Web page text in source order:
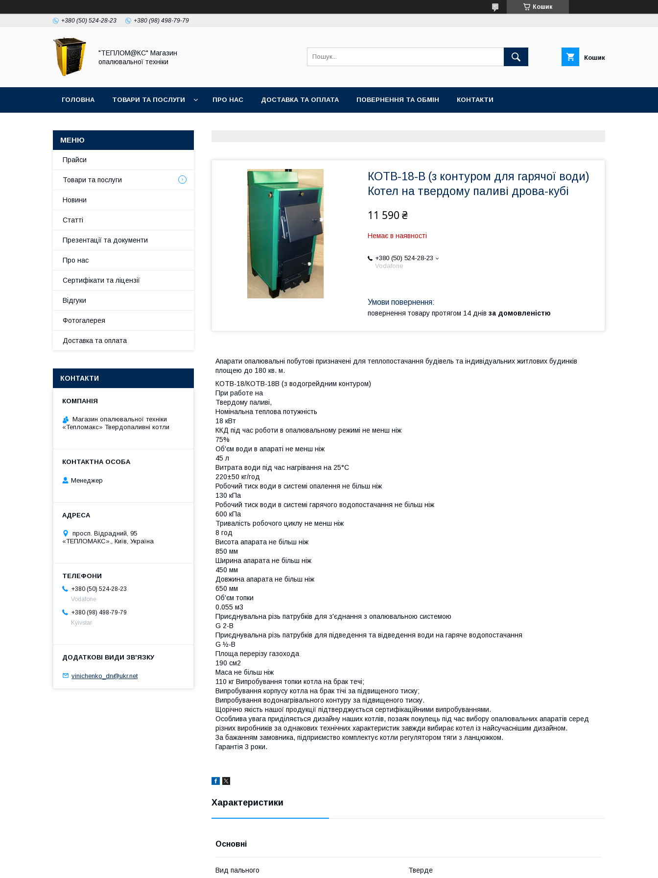
Кошик
+380 (50) 524-28-23 +380 (98) 498-79-79
"ТЕПЛОМ@КС" Магазин
опалювальної техніки
Кошик
ГОЛОВНА ТОВАРИ ТА ПОСЛУГИ ПРО НАС ДОСТАВКА ТА ОПЛАТА ПОВЕРНЕННЯ ТА ОБМІН КОНТАКТИ
КОТВ-18-В (з контуром для гарячої води)
Котел на твердому паливі дрова-кубі
11 590 ₴
Немає в наявності
+380 (50) 524-28-23
Vodafone
повернення товару протягом 14 днів за домовленістю
Апарати опалювальні побутові призначені для теплопостачання будівель та індивідуальних житлових будинків
площею до 180 кв. м.
КОТВ-18/КОТВ-18В (з водогрейдним контуром)
При работе на
Твердому паливі,
Номінальна теплова потужність
18 кВт
ККД під час роботи в опалювальному режимі не менш ніж
75%
Об'єм води в апараті не менш ніж
45 л
Витрата води під час нагрівання на 25°C
220±50 кг/год
Робочий тиск води в системі опалення не більш ніж
130 кПа
Робочий тиск води в системі гарячого водопостачання не більш ніж
600 кПа
Тривалість робочого циклу не менш ніж
8 год
Висота апарата не більш ніж
850 мм
Ширина апарата не більш ніж
450 мм
Довжина апарата не більш ніж
650 мм
Об'єм топки
0.055 м3
Приєднувальна різь патрубків для з'єднання з опалювальною системою
G 2-B
Приєднувальна різь патрубків для підведення та відведення води на гаряче водопостачання
G ½-B
Площа перерізу газохода
190 см2
Маса не більш ніж
110 кг Випробування топки котла на брак течі;
Випробування корпусу котла на брак тічі за підвищеного тиску;
Випробування водонагрівального контуру за підвищеного тиску.
Щорічно якість нашої продукції підтверджується сертифікаційними випробуваннями.
Особлива увага приділяється дизайну наших котлів, позаяк покупець під час вибору опалювальних апаратів серед
різних виробників за однакових технічних характеристик завжди вибирає котел із найсучаснішим дизайном.
За бажанням замовника, підприємство комплектує котли регулятором тяги з ланцюжком.
Гарантія 3 роки.
Характеристики
Основні
Вид пального Тверде
Прайси
Товари та послуги
Новини
Статті
Презентації та документи
Про нас
Сертифікати та ліцензії
Відгуки
Фотогалерея
Доставка та оплата
КОНТАКТИ
Магазин опалювальної техніки
«Тепломакс» Твердопаливні котли
Менеджер
просп. Відрадний, 95
«ТЕПЛОМАКС»., Київ, Україна
+380 (50) 524-28-23
Vodafone
+380 (98) 498-79-79
Kyivstar
vinichenko_dn@ukr.net